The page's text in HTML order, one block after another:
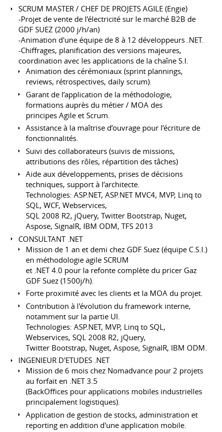
SCRUM MASTER / CHEF DE PROJETS AGILE (Engie)
-Projet de vente de l’électricité sur le marché B2B de
GDF SUEZ (2000 j/h/an)
-Animation d'une équipe de 8 à 12 développeurs .NET.
-Chiffrages, planification des versions majeures,
coordination avec les applications de la chaîne S.I.
Animation des cérémoniaux (sprint plannings,
reviews, rétrospectives, daily scrum).
Garant de l’application de la méthodologie,
formations auprès du métier / MOA des
principes Agile et Scrum.
Assistance à la maîtrise d’ouvrage pour l’écriture de
fonctionnalités.
Suivi des collaborateurs (suivis de missions,
attributions des rôles, répartition des tâches)
Aide aux développements, prises de décisions
techniques, support à l’architecte.
Technologies: ASP.NET, ASP.NET MVC4, MVP, Linq to
SQL, WCF, Webservices,
SQL 2008 R2, jQuery, Twitter Bootstrap, Nuget,
Aspose, SignalR, IBM ODM, TFS 2013
CONSULTANT .NET
Mission de 1 an et demi chez GDF Suez (équipe C.S.I.)
en méthodologie agile SCRUM
et .NET 4.0 pour la refonte complète du pricer Gaz
GDF Suez (1500j/h).
Forte proximité avec les clients et la MOA du projet.
Contribution à l'évolution du framework interne,
notamment sur la partie UI.
Technologies: ASP.NET, MVP, Linq to SQL,
Webservices, SQL 2008 R2, jQuery,
Twitter Bootstrap, Nuget, Aspose, SignalR, IBM ODM.
INGENIEUR D'ETUDES .NET
Mission de 6 mois chez Nomadvance pour 2 projets
au forfait en .NET 3.5
(BackOffices pour applications mobiles industrielles
principalement logistiques).
Application de gestion de stocks, administration et
reporting en addition d'une application mobile.